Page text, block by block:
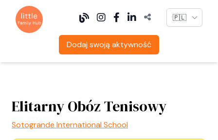
Language
Dodaj swoją aktywność
Elitarny Obóz Tenisowy
Sotogrande International School